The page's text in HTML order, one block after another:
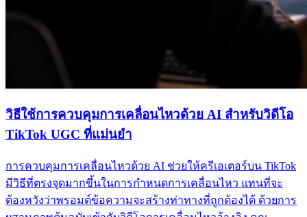
วิธีใช้การควบคุมการเคลื่อนไหวด้วย AI สำหรับวิดีโอ
TikTok UGC ที่แม่นยำ
การควบคุมการเคลื่อนไหวด้วย AI ช่วยให้ครีเอเตอร์บน TikTok
มีวิธีที่ตรงจุดมากขึ้นในการกำหนดการเคลื่อนไหว แทนที่จะ
ต้องหวังว่าพรอมต์ข้อความจะสร้างท่าทางที่ถูกต้องได้ ด้วยการ